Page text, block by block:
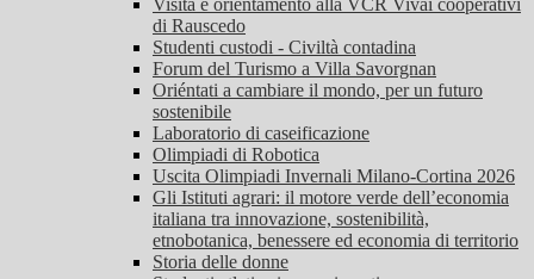
Visita e orientamento alla VCR Vivai cooperativi
di Rauscedo
Studenti custodi - Civiltà contadina
Forum del Turismo a Villa Savorgnan
Oriéntati a cambiare il mondo, per un futuro
sostenibile
Laboratorio di caseificazione
Olimpiadi di Robotica
Uscita Olimpiadi Invernali Milano-Cortina 2026
Gli Istituti agrari: il motore verde dell’economia
italiana tra innovazione, sostenibilità,
etnobotanica, benessere ed economia di territorio
Storia delle donne